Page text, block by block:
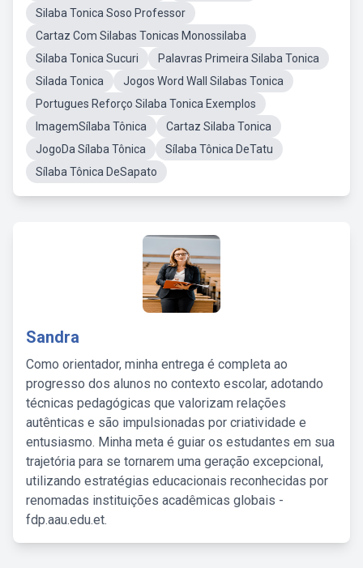
Silaba Tonica Soso Professor
Cartaz Com Silabas Tonicas Monossilaba
Silaba Tonica Sucuri
Palavras Primeira Silaba Tonica
Silada Tonica
Jogos Word Wall Silabas Tonica
Portugues Reforço Silaba Tonica Exemplos
ImagemSílaba Tônica
Cartaz Silaba Tonica
JogoDa Sílaba Tônica
Sílaba Tônica DeTatu
Sílaba Tônica DeSapato
Sandra
Como orientador, minha entrega é completa ao
progresso dos alunos no contexto escolar, adotando
técnicas pedagógicas que valorizam relações
autênticas e são impulsionadas por criatividade e
entusiasmo. Minha meta é guiar os estudantes em sua
trajetória para se tornarem uma geração excepcional,
utilizando estratégias educacionais reconhecidas por
renomadas instituições acadêmicas globais -
fdp.aau.edu.et.